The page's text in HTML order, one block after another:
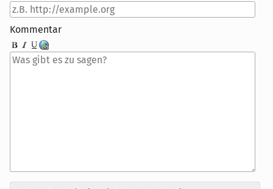
Kommentar